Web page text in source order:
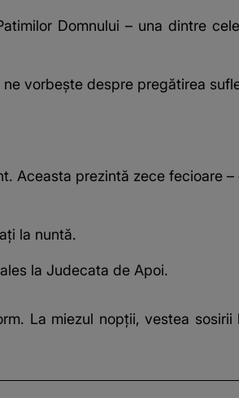
Domnului – una dintre
vorbește despre pregătirea
Aceasta prezintă zece fecioare –
la nuntă.
la Judecata de Apoi.
La miezul nopții, vestea sosirii